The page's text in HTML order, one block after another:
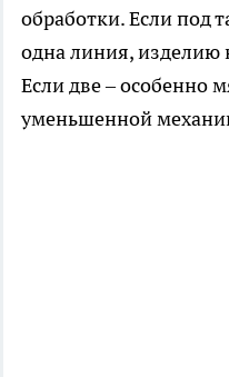
обработки. Если под
одна линия,
Если две – особенно
уменьшенной